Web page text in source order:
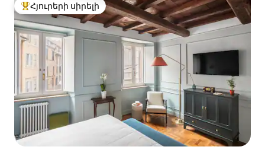
Հյուրերի սիրելի լավագույն տները
Հյուրերի սիրելի